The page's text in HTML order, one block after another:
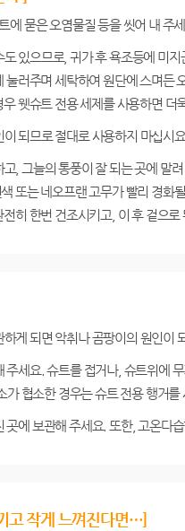
에 묻은 오염물질 등을 씻어 내
있으므로, 귀가 후 욕조등에 미
러주며 세탁하여 원단에 스며든
웻슈트 전용 세제를 사용하면 더
되므로 절대로 사용하지 마십시
, 그늘의 통풍이 잘 되는 곳에 말
또는 네오프랜 고무가 빨리 경화
히 한번 건조시키고, 이 후 겉으로
게 되면 악취나 곰팡이의 원인이
주세요. 슈트를 접거나, 슈트위에
협소한 경우는 슈트 전용 행거
곳에 보관해 주세요. 또한, 고온다
고 작게 느껴진다면…]